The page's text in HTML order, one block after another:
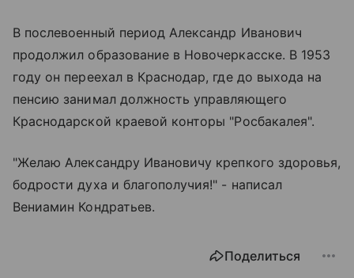
В послевоенный период Александр Иванович
продолжил образование в Новочеркасске. В 1953
году он переехал в Краснодар, где до выхода на
пенсию занимал должность управляющего
Краснодарской краевой конторы "Росбакалея".
"Желаю Александру Ивановичу крепкого здоровья,
бодрости духа и благополучия!" - написал
Вениамин Кондратьев.
Поделиться